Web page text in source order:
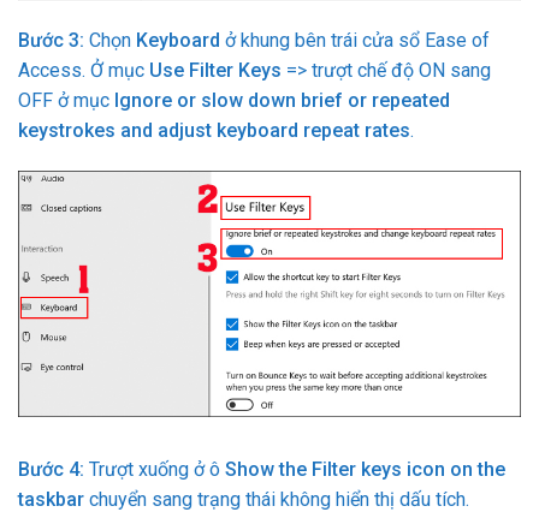
Bước 3: Chọn Keyboard ở khung bên trái cửa sổ Ease of
Access. Ở mục Use Filter Keys => trượt chế độ ON sang
OFF ở mục Ignore or slow down brief or repeated
keystrokes and adjust keyboard repeat rates.
Bước 4: Trượt xuống ở ô Show the Filter keys icon on the
taskbar chuyển sang trạng thái không hiển thị dấu tích.